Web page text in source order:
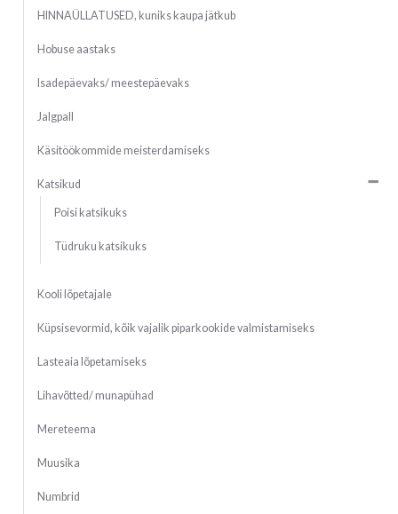
HINNAÜLLATUSED, kuniks kaupa jätkub
Hobuse aastaks
Isadepäevaks/ meestepäevaks
Jalgpall
Käsitöökommide meisterdamiseks
Katsikud
Poisi katsikuks
Tüdruku katsikuks
Kooli lõpetajale
Küpsisevormid, kõik vajalik piparkookide valmistamiseks
Lasteaia lõpetamiseks
Lihavõtted/ munapühad
Mereteema
Muusika
Numbrid